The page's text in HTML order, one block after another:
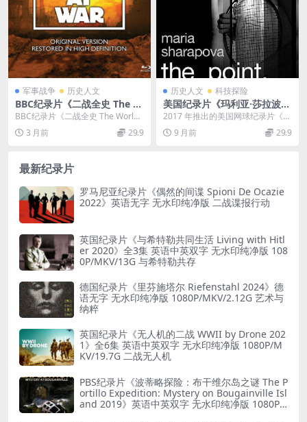
军事战争 历史人文
BBC纪录片《二战全史 The W
orld at War 1973》全26集
英语中字 无水印纯净版 1080
P/MKV/24.2G 二战纪录片
BBC纪录片《二战全史 The World
at War 1973》全26集详情...
3 月前 29.9
历史人文 科技探险
美国纪录片《玛利亚·莎拉波
娃：赛点 Maria Sharapova:
The Point 2017》英语中英双
字 高清/MP4/313M 网球纪录
2017 年推出的美国网球纪录片《玛
利亚・莎拉波娃：赛点》（Maria S
har...9 月前 29.9
最新纪录片
罗马尼亚纪录片《偶然的间谍 Spioni De Ocazie
2022》英语无字 无水印纯净版 二战谍报行动
英国纪录片《与希特勒共同生活 Living with Hitl
er 2020》全3集 英语中英双字 无水印纯净版 108
0P/MKV/13G 与希特勒共存
德国纪录片《里芬施塔尔 Riefenstahl 2024》德
语无字 无水印纯净版 1080P/MKV/2.12G 艺术与
纳粹
英国纪录片《无人机的二战 WWII by Drone 202
1》全6集 英语中英双字 无水印纯净版 1080P/M
KV/19.7G 二战无人机
PBS纪录片《波蒂略探险：布干维尔岛之谜 The P
ortillo Expedition: Mystery on Bougainville Isl
and 2019》英语中英双字 无水印纯净版 1080P/